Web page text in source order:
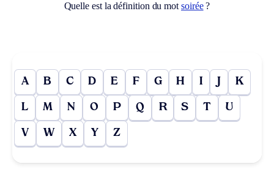
Quelle est la définition du motsoirée?
A B C D E F G H I J K
L M N O P Q R S T U
V W X Y Z